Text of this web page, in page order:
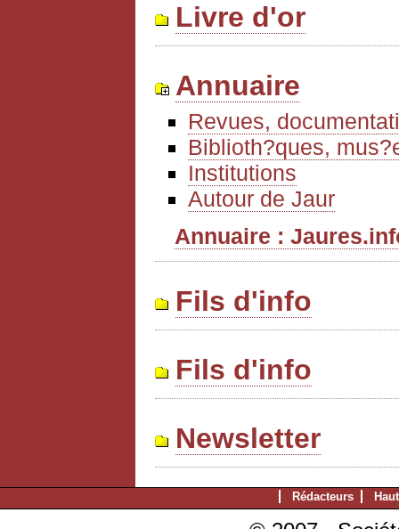
Livre d'or
Annuaire
Revues,
Biblioth?ques,
Institutions
Autour de Jaur
Annuaire :
Fils d'info
Fils d'info
Newsletter
Rédacteurs